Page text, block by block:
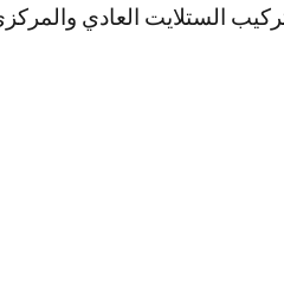
الستلايت العادي